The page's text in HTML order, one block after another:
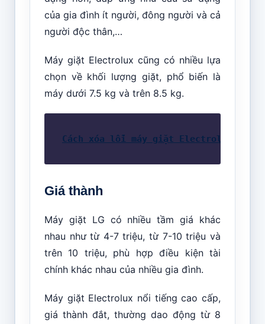
của gia đình ít người, đông người và cả
người độc thân,…
Máy giặt Electrolux cũng có nhiều lựa
chọn về khối lượng giặt, phổ biến là
máy dưới 7.5 kg và trên 8.5 kg.
Cách xóa lỗi máy giặt Electrolux
Giá thành
Máy giặt LG có nhiều tầm giá khác
nhau như từ 4-7 triệu, từ 7-10 triệu và
trên 10 triệu, phù hợp điều kiện tài
chính khác nhau của nhiều gia đình.
Máy giặt Electrolux nổi tiếng cao cấp,
giá thành đắt, thường dao động từ 8